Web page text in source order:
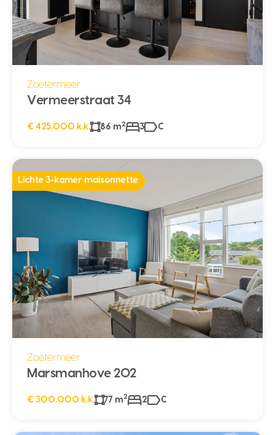
Zoetermeer
Vermeerstraat 34
€ 425.000 k.k. 86 m2 3 C
Lichte 3-kamer maisonnette
Zoetermeer
Marsmanhove 202
€ 300.000 k.k. 77 m2 2 C